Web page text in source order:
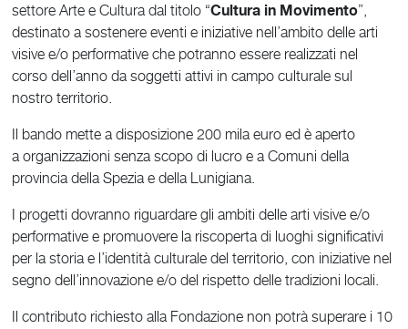
settore Arte e Cultura dal titolo “Cultura in Movimento”,
destinato a sostenere eventi e iniziative nell’ambito delle arti
visive e/o performative che potranno essere realizzati nel
corso dell’anno da soggetti attivi in campo culturale sul
nostro territorio.
Il bando mette a disposizione 200 mila euro ed è aperto
a organizzazioni senza scopo di lucro e a Comuni della
provincia della Spezia e della Lunigiana.
I progetti dovranno riguardare gli ambiti delle arti visive e/o
performative e promuovere la riscoperta di luoghi significativi
per la storia e l’identità culturale del territorio, con iniziative nel
segno dell’innovazione e/o del rispetto delle tradizioni locali.
Il contributo richiesto alla Fondazione non potrà superare i 10